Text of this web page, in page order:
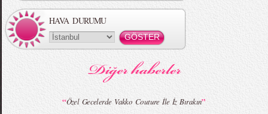
MBFWI - Gülçin Çengel 2015 Yaz
MBFWI - Zeynep Erdoğan 2015 Yaz
HAVA DURUMU
“Özel Gecelerde Vakko Couture İle İz Bırakın”